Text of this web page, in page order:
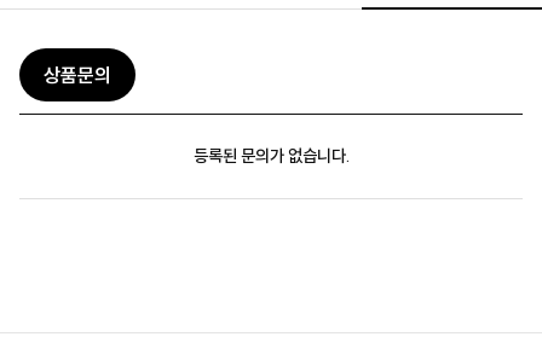
상품문의
등록된 문의가 없습니다.